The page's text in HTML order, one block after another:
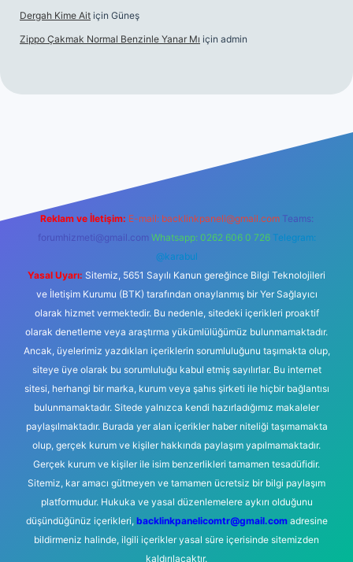
Dergah Kime Ait için Güneş
Zippo Çakmak Normal Benzinle Yanar Mı için admin
Reklam ve İletişim: E-mail: backlinkpaneli@gmail.com Teams:
forumhizmeti@gmail.com Whatsapp: 0262 606 0 726 Telegram:
@karabul
Yasal Uyarı: Sitemiz, 5651 Sayılı Kanun gereğince Bilgi Teknolojileri
ve İletişim Kurumu (BTK) tarafından onaylanmış bir Yer Sağlayıcı
olarak hizmet vermektedir. Bu nedenle, sitedeki içerikleri proaktif
olarak denetleme veya araştırma yükümlülüğümüz bulunmamaktadır.
Ancak, üyelerimiz yazdıkları içeriklerin sorumluluğunu taşımakta olup,
siteye üye olarak bu sorumluluğu kabul etmiş sayılırlar. Bu internet
sitesi, herhangi bir marka, kurum veya şahıs şirketi ile hiçbir bağlantısı
bulunmamaktadır. Sitede yalnızca kendi hazırladığımız makaleler
paylaşılmaktadır. Burada yer alan içerikler haber niteliği taşımamakta
olup, gerçek kurum ve kişiler hakkında paylaşım yapılmamaktadır.
Gerçek kurum ve kişiler ile isim benzerlikleri tamamen tesadüfidir.
Sitemiz, kar amacı gütmeyen ve tamamen ücretsiz bir bilgi paylaşım
platformudur. Hukuka ve yasal düzenlemelere aykırı olduğunu
düşündüğünüz içerikleri, backlinkpanelicomtr@gmail.comadresine
bildirmeniz halinde, ilgili içerikler yasal süre içerisinde sitemizden
kaldırılacaktır.